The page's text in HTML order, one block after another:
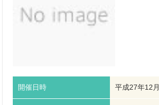
開催日時 平成27年12